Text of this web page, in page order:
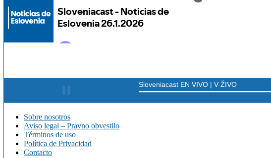
Sobre nosotros
Aviso legal – Pravno obvestilo
Términos de uso
Política de Privacidad
Contacto